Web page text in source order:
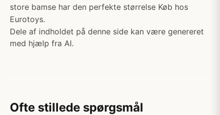
store bamse har den perfekte størrelse Køb hos
Eurotoys.
Dele af indholdet på denne side kan være genereret
med hjælp fra AI.
Ofte stillede spørgsmål